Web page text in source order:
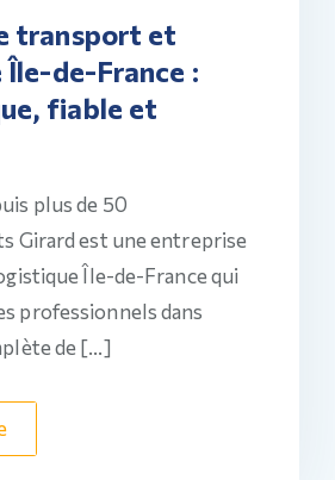
transport et
de-France :
fiable et
plus de 50
Girard est une entreprise
Île-de-France qui
professionnels dans
de […]